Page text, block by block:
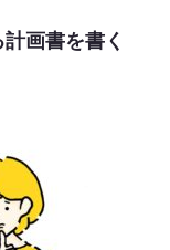
画書を書く